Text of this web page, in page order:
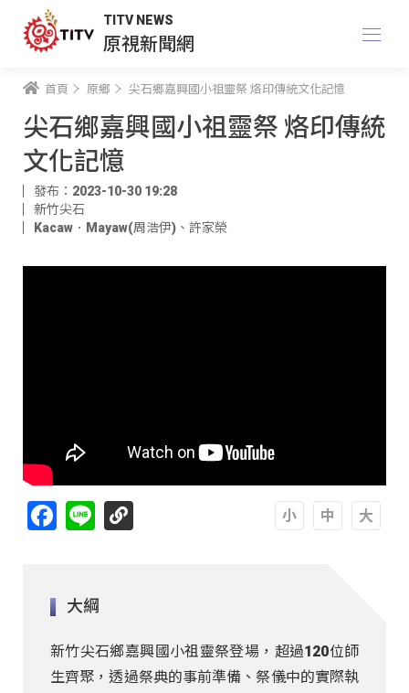
TITV NEWS
原視新聞網
首頁 原鄉 尖石鄉嘉興國小祖靈祭 烙印傳統文化記憶
尖石鄉嘉興國小祖靈祭 烙印傳統
文化記憶
發布：2023-10-30 19:28
新竹尖石
Kacaw．Mayaw(周浩伊) 、 許家榮
Facebook
Line
大綱
新竹尖石鄉嘉興國小祖靈祭登場，超過120位師
生齊聚，透過祭典的事前準備、祭儀中的實際執